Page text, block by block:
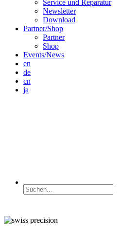
Service und Reparatur
Newsletter
Download
Partner/Shop
Partner
Shop
Events/News
en
de
cn
ja